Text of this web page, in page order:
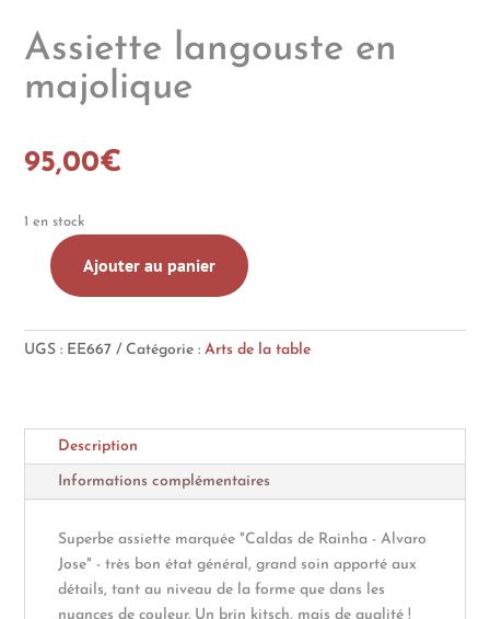
Assiette langouste en
majolique
95,00€
1 en stock
quantité
Assiette
langouste
Ajouter au panier
UGS : EE667 Catégorie :Arts de la table
Description
Informations complémentaires
Superbe assiette marquée "Caldas de Rainha - Alvaro
Jose" - très bon état général, grand soin apporté aux
détails, tant au niveau de la forme que dans les
nuances de couleur. Un brin kitsch, mais de qualité !